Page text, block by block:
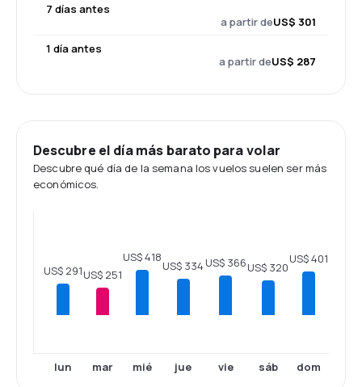
7 días antes
a partir deUS$ 301
1 día antes
a partir deUS$ 287
Descubre el día más barato para volar
Descubre qué día de la semana los vuelos suelen ser más
económicos.
US$ 291
lun
US$ 251
mar
US$ 418
mié
US$ 334
jue
US$ 366
vie
US$ 320
sáb
US$ 401
dom